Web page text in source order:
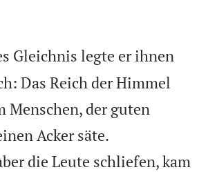
Gleichnis legte er ihnen
Das Reich der Himmel
Menschen, der guten
Acker säte.
die Leute schliefen, kam